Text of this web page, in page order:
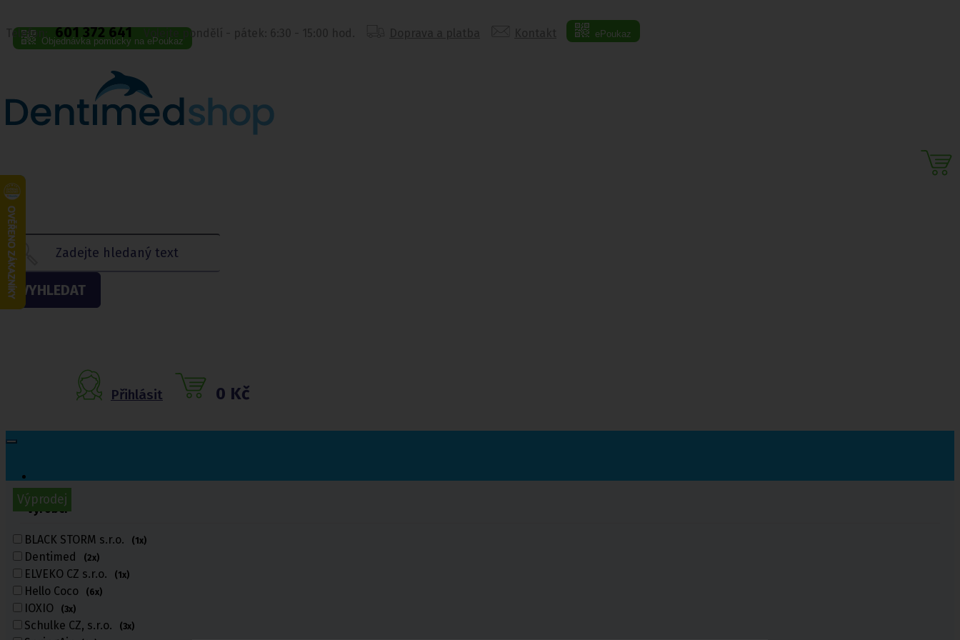
Telefon: 601 372 641 Volejte pondělí - pátek: 6:30 - 15:00 hod. ePoukaz
Objednávka pomůcky na ePoukaz
VYHLEDAT
Přihlásit 0 Kč
pomůcky
Inkontinenční kalhotky
Inkontinenční vložky
Inkontinenční plavky
Inkontinenční podložky
Inkontinenční pleny
Fixační kalhotky a body
Výrobci
BLACK STORM s.r.o. (1x)
Dentimed (2x)
ELVEKO CZ s.r.o. (1x)
Hello Coco (6x)
IOXIO (3x)
Schulke CZ, s.r.o. (3x)
TIP
Výprodej
Výprodej